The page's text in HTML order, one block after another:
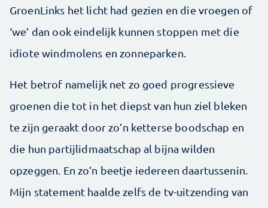
GroenLinks het licht had gezien en die vroegen of
‘we’ dan ook eindelijk kunnen stoppen met die
idiote windmolens en ­zonneparken.
Het betrof namelijk net zo goed progressieve
groenen die tot in het diepst van hun ziel bleken
te zijn geraakt door zo’n ketterse boodschap en
die hun partijlidmaatschap al bijna wilden
opzeggen. En zo’n beetje iedereen daartussenin.
Mijn statement haalde zelfs de tv-uitzending van